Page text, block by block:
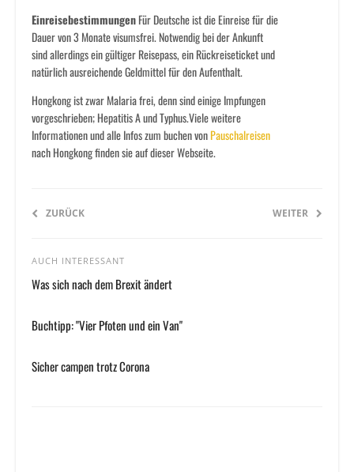
EinreisebestimmungenFür Deutsche ist die Einreise für die
Dauer von 3 Monate visumsfrei. Notwendig bei der Ankunft
sind allerdings ein gültiger Reisepass, ein Rückreiseticket und
natürlich ausreichende Geldmittel für den Aufenthalt.
Hongkong ist zwar Malaria frei, denn sind einige Impfungen
vorgeschrieben; Hepatitis A und Typhus.Viele weitere
Informationen und alle Infos zum buchen vonPauschalreisen
nach Hongkong finden sie auf dieser Webseite.
ZURÜCK WEITER
AUCH INTERESSANT
Was sich nach dem Brexit ändert
Buchtipp: "Vier Pfoten und ein Van"
Sicher campen trotz Corona